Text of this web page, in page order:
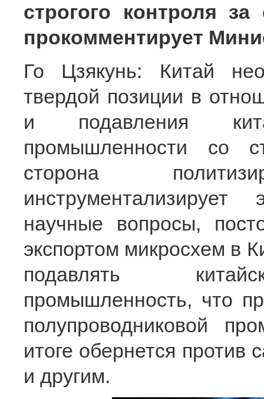
строгого контроля
прокомментирует
Го Цзякунь: Китай
твердой позиции в
и подавления
промышленности со
сторона
научные вопросы,
экспортом микросхем в
подавлять
промышленность, что
полупроводниковой
итоге обернется
и другим.